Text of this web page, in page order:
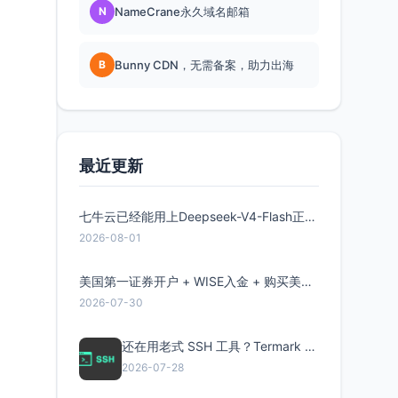
N NameCrane永久域名邮箱
B Bunny CDN，无需备案，助力出海
最近更新
七牛云已经能用上Deepseek-V4-Flash正式版了，点此领取300万Token
2026-08-01
美国第一证券开户 + WISE入金 + 购买美股全流程分享
2026-07-30
还在用老式 SSH 工具？Termark 新一代跨平台智能SSH客户端了解一下
2026-07-28